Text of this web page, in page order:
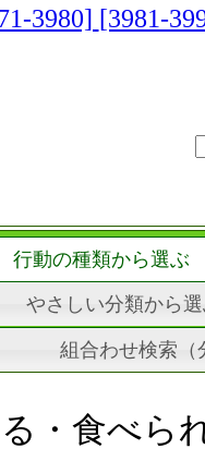
3980] [3981-
行動の種類から選ぶ
やさしい分類から
組合わせ検索（
・食べら